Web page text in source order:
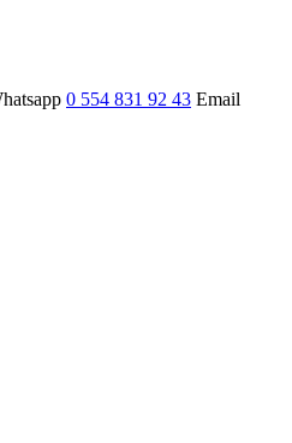
0 554 831 92 43 Email